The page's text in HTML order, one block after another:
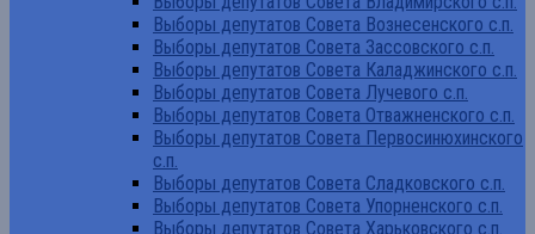
Выборы депутатов Совета Вознесенского с.п.
Выборы депутатов Совета Зассовского с.п.
Выборы депутатов Совета Каладжинского с.п.
Выборы депутатов Совета Лучевого с.п.
Выборы депутатов Совета Отважненского с.п.
Выборы депутатов Совета Первосинюхинского
с.п.
Выборы депутатов Совета Сладковского с.п.
Выборы депутатов Совета Упорненского с.п.
Выборы депутатов Совета Харьковского с.п.